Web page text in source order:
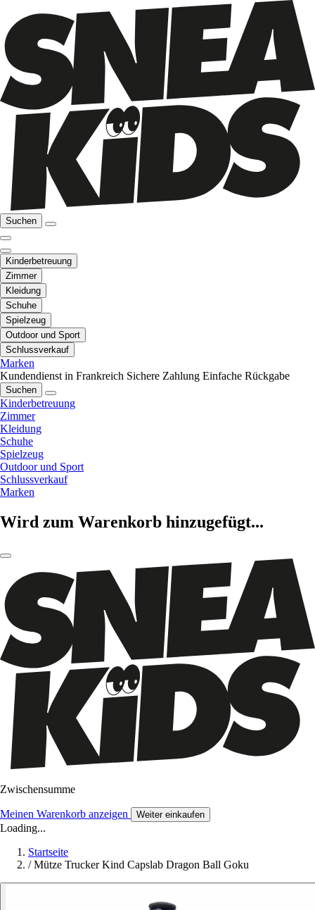
Suchen
Kinderbetreuung
Zimmer
Kleidung
Schuhe
Spielzeug
Outdoor und Sport
Schlussverkauf
Marken
Kundendienst in Frankreich Sichere Zahlung Einfache Rückgabe
Suchen
Kinderbetreuung
Zimmer
Kleidung
Schuhe
Spielzeug
Outdoor und Sport
Schlussverkauf
Marken
Wird zum Warenkorb hinzugefügt...
Zwischensumme
Meinen Warenkorb anzeigen Weiter einkaufen
Loading...
Startseite
/ Mütze Trucker Kind Capslab Dragon Ball Goku